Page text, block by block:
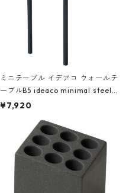
ミニテーブル イデアコ ウォールテ
ーブルB5 ideaco minimal steel f
urniture WALL Table B5 ネイビー
¥7,920